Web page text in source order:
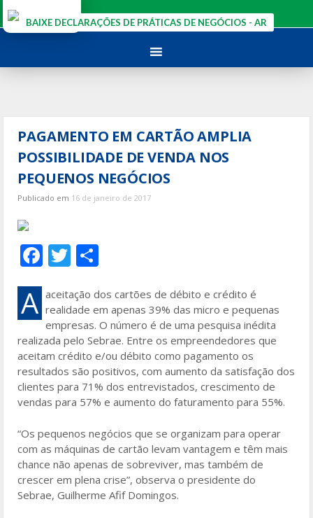
para
BAIXE DECLARAÇÕES DE PRÁTICAS DE NEGÓCIOS - AR
PAGAMENTO EM CARTÃO AMPLIA
POSSIBILIDADE DE VENDA NOS
PEQUENOS NEGÓCIOS
Publicado em 16 de janeiro de 2017
F
ac
e
b
o
o
k
T
w
itt
er
ar
e
A aceitação dos cartões de débito e crédito é
realidade em apenas 39% das micro e pequenas
empresas. O número é de uma pesquisa inédita
realizada pelo Sebrae. Entre os empreendedores que
aceitam crédito e/ou débito como pagamento os
resultados são positivos, com aumento da satisfação dos
clientes para 71% dos entrevistados, crescimento de
vendas para 57% e aumento do faturamento para 55%.
“Os pequenos negócios que se organizam para operar
com as máquinas de cartão levam vantagem e têm mais
chance não apenas de sobreviver, mas também de
crescer em plena crise”, observa o presidente do
Sebrae, Guilherme Afif Domingos.